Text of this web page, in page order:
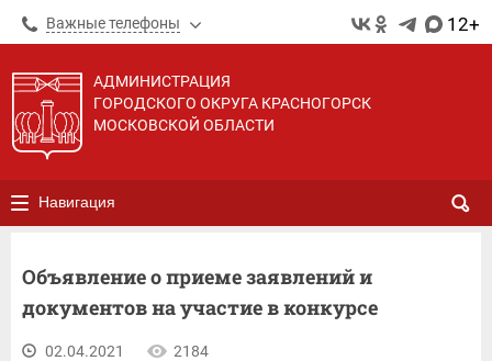
Важные телефоны 12+
АДМИНИСТРАЦИЯ
ГОРОДСКОГО ОКРУГА КРАСНОГОРСК
МОСКОВСКОЙ ОБЛАСТИ
Навигация
Объявление о приеме заявлений и
документов на участие в конкурсе
02.04.2021 2184